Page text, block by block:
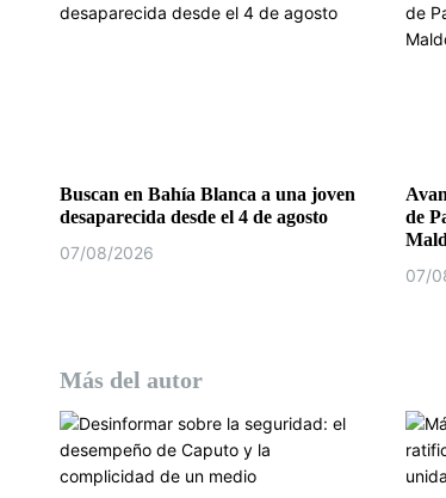
e
a
d
Buscan en Bahía Blanca a una joven
desaparecida desde el 4 de agosto
07/08/2026
de
07/
Más del autor